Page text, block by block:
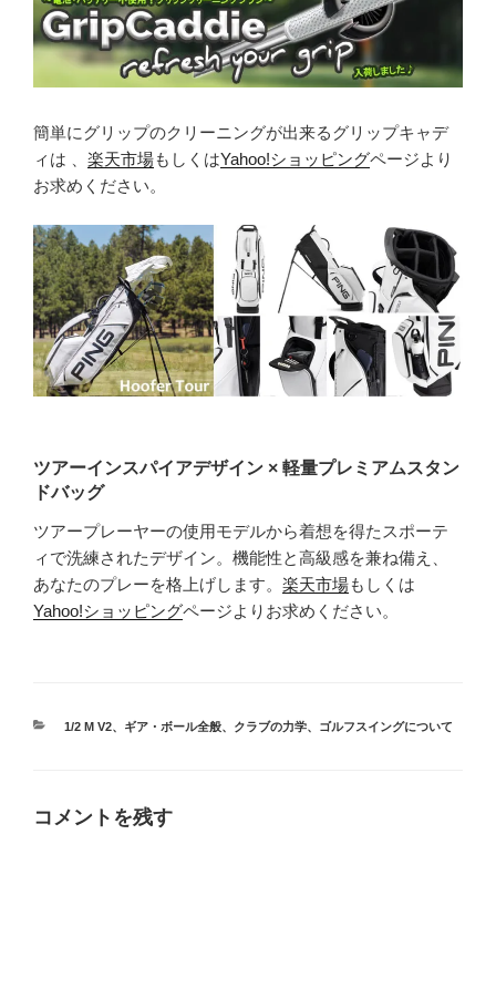
簡単にグリップのクリーニングが出来るグリップキャデ
ィは 、 楽天市場もしくはYahoo!ショッピングページより
お求めください。
ツアーインスパイアデザイン × 軽量プレミアムスタン
ドバッグ
ツアープレーヤーの使用モデルから着想を得たスポーテ
ィで洗練されたデザイン。機能性と高級感を兼ね備え、
あなたのプレーを格上げします。 楽天市場もしくは
Yahoo!ショッピングページよりお求めください。
カ
1/2 M V2、 ギア・ボール全般、 クラブの力学、 ゴルフスイングについて
コメントを残す